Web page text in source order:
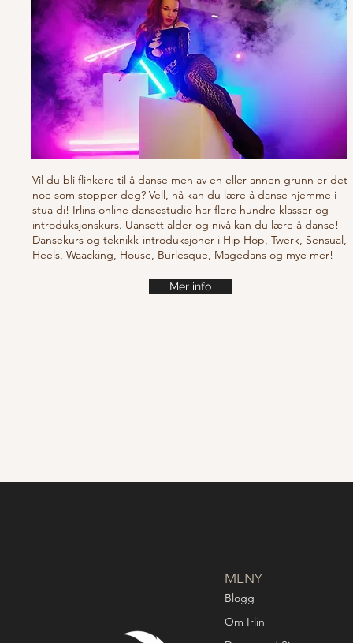
Vil du bli flinkere til å danse men av en eller annen grunn er det
noe som stopper deg? Vell, nå kan du lære å danse hjemme i
stua di! Irlins online dansestudio har flere hundre klasser og
introduksjonskurs. Uansett alder og nivå kan du lære å danse!
Dansekurs og teknikk-introduksjoner i Hip Hop, Twerk, Sensual,
Heels, Waacking, House, Burlesque, Magedans og mye mer!
Mer info
MENY
Blogg
Om Irlin